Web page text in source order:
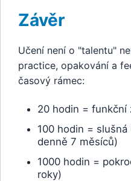
Závěr
Učení není o "talentu"
practice, opakování a
časový rámec:
20 hodin = funkční
100 hodin =
denně 7 měsíců)
1000 hodin =
roky)